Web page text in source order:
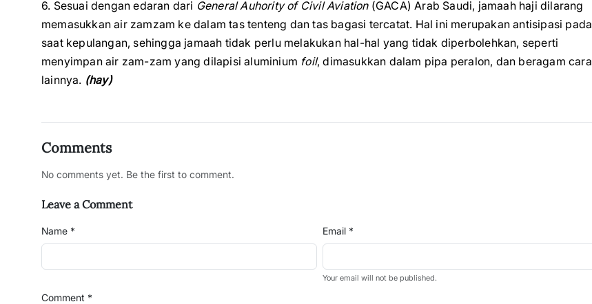
6. Sesuai dengan edaran dari General Auhority of Civil Aviation(GACA) Arab Saudi, jamaah haji dilarang
memasukkan air zamzam ke dalam tas tenteng dan tas bagasi tercatat. Hal ini merupakan antisipasi pada
saat kepulangan, sehingga jamaah tidak perlu melakukan hal-hal yang tidak diperbolehkan, seperti
menyimpan air zam-zam yang dilapisi aluminium foil, dimasukkan dalam pipa peralon, dan beragam cara
lainnya. (hay)
Comments
No comments yet. Be the first to comment.
Leave a Comment
Name * Email *
Your email will not be published.
Comment *